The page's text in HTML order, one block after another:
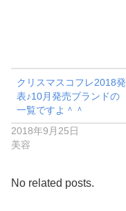
クリスマスコフレ2018発
表♪10月発売ブランドの
一覧ですよ＾＾
2018年9月25日
美容
No related posts.